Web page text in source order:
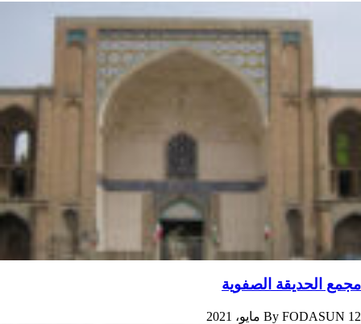
مجمع الحديقة الصفوية
By FODASUN 12 مايو، 2021